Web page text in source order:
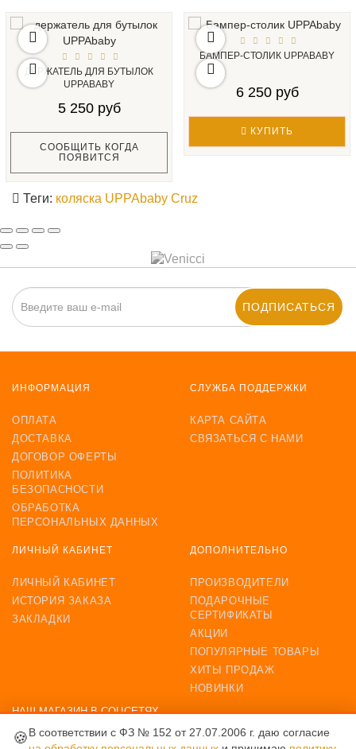
ДЕРЖАТЕЛЬ ДЛЯ БУТЫЛОК
UPPABABY
5 250 руб
СООБЩИТЬ КОГДА
ПОЯВИТСЯ
БАМПЕР-СТОЛИК UPPABABY
6 250 руб
КУПИТЬ
🍪 В соответствии с ФЗ № 152 от 27.07.2006 г. даю согласие
Теги: коляска UPPAbaby Cruz
ПОДПИСАТЬСЯ
ИНФОРМАЦИЯ
ОПЛАТА
ДОСТАВКА
ДОГОВОР ОФЕРТЫ
ПОЛИТИКА
БЕЗОПАСНОСТИ
ОБРАБОТКА
ПЕРСОНАЛЬНЫХ ДАННЫХ
СЛУЖБА ПОДДЕРЖКИ
КАРТА САЙТА
СВЯЗАТЬСЯ С НАМИ
ЛИЧНЫЙ КАБИНЕТ
ЛИЧНЫЙ КАБИНЕТ
ИСТОРИЯ ЗАКАЗА
ЗАКЛАДКИ
ДОПОЛНИТЕЛЬНО
ПРОИЗВОДИТЕЛИ
ПОДАРОЧНЫЕ
СЕРТИФИКАТЫ
АКЦИИ
ПОПУЛЯРНЫЕ ТОВАРЫ
ХИТЫ ПРОДАЖ
НОВИНКИ
НАШ МАГАЗИН В СОЦСЕТЯХ